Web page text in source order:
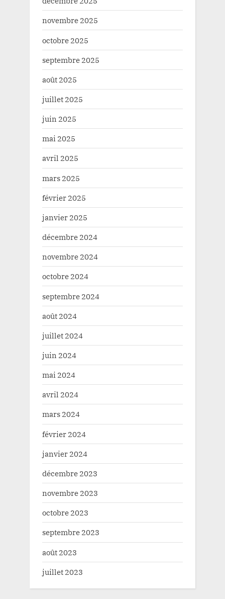
novembre 2025
octobre 2025
septembre 2025
août 2025
juillet 2025
juin 2025
mai 2025
avril 2025
mars 2025
février 2025
janvier 2025
décembre 2024
novembre 2024
octobre 2024
septembre 2024
août 2024
juillet 2024
juin 2024
mai 2024
avril 2024
mars 2024
février 2024
janvier 2024
décembre 2023
novembre 2023
octobre 2023
septembre 2023
août 2023
juillet 2023